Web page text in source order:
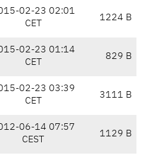
02-23 02:01
CET
1224 B
02-23 01:14
CET
829 B
02-23 03:39
CET
3111 B
06-14 07:57
CEST
1129 B